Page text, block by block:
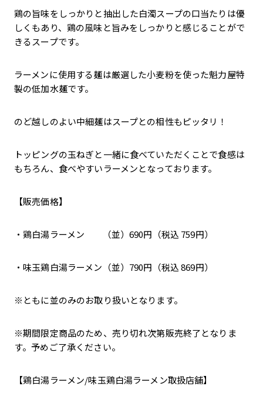
鶏の旨味をしっかりと抽出した白濁スープの口当たりは優
しくもあり、鶏の風味と旨みをしっかりと感じることがで
きるスープです。
ラーメンに使用する麺は厳選した小麦粉を使った魁力屋特
製の低加水麺です。
のど越しのよい中細麺はスープとの相性もピッタリ！
トッピングの玉ねぎと一緒に食べていただくことで食感は
もちろん、食べやすいラーメンとなっております。
【販売価格】
・鶏白湯ラーメン （並）690円（税込 759円）
・味玉鶏白湯ラーメン（並）790円（税込 869円）
※ともに並のみのお取り扱いとなります。
※期間限定商品のため、売り切れ次第販売終了となりま
す。予めご了承ください。
【鶏白湯ラーメン/味玉鶏白湯ラーメン取扱店舗】